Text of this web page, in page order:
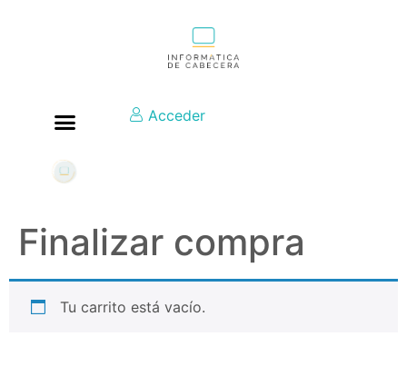
Acceder
Finalizar compra
Tu carrito está vacío.